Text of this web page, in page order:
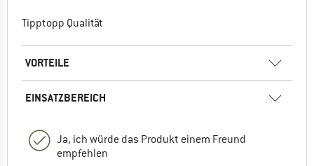
Tipptopp Qualität
VORTEILE
EINSATZBEREICH
Ja, ich würde das Produkt einem Freund
empfehlen